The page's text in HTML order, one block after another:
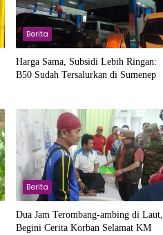
Berita
Harga Sama, Subsidi Lebih Ringan:
B50 Sudah Tersalurkan di Sumenep
Berita
Dua Jam Terombang-ambing di Laut,
Begini Cerita Korban Selamat KM